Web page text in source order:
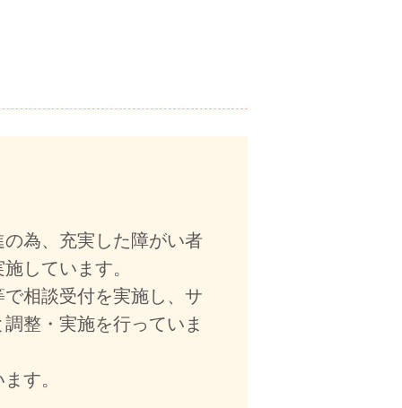
為、充実した障がい者
しています。
相談受付を実施し、サ
整・実施を行っていま
す。